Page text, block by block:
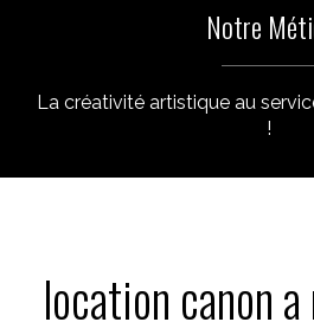
Notre
La créativité artistique au
!
location canon